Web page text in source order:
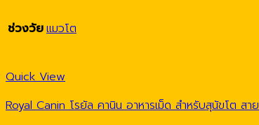
ช่วงวัยแมวโต
Quick View
Royal Canin โรยัล คานิน อาหารเม็ด สำหรับสุนัขโต ส